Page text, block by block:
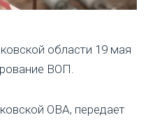
области 19 мая
ВОП.
ОВА, передает